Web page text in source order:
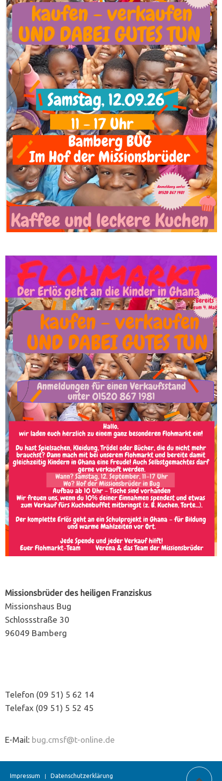
Missionsbrüder des heiligen Franziskus
Missionshaus Bug
Schlossstraße 30
96049 Bamberg
Telefon (09 51) 5 62 14
Telefax (09 51) 5 52 45
E-Mail: bug.cmsf@t-online.de
Impressum Datenschutzerklärung